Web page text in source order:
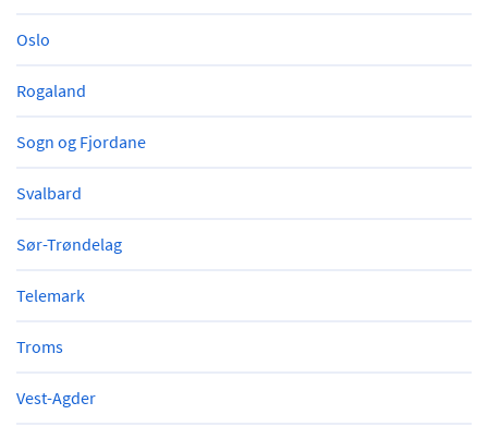
Oslo
Rogaland
Sogn og Fjordane
Svalbard
Sør-Trøndelag
Telemark
Troms
Vest-Agder